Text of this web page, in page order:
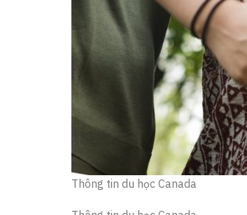
Thông tin du học Canada